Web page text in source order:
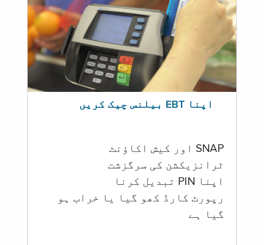
اپنا EBT بیلنس چیک کریں
SNAP اور کیش اکاؤنٹ
ٹرانزیکشن کی سرگزشت
اپنا PIN تبدیل کرنا
رپورٹ کارڈ کھو گیا یا خراب ہو
گيا ہے